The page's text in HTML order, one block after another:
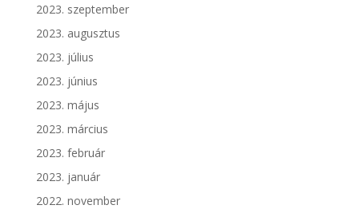
2023. szeptember
2023. augusztus
2023. július
2023. június
2023. május
2023. március
2023. február
2023. január
2022. november